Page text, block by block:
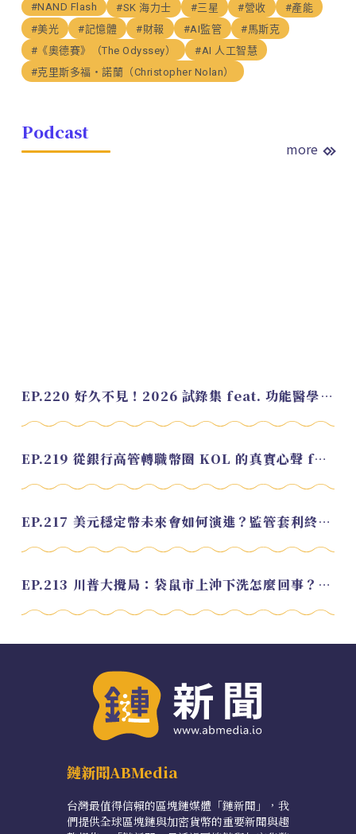
#NAND Flash
#SK 海力士 #三星 #營收
#產能
#美光
#記憶體 #財報 #AI監管
#馬斯克
#《奧德賽》（The Odyssey）
#AI 人工智慧
#克里斯多福・諾蘭（Christopher Nolan）
Podcast
more
EP.220 好久不見！2026 試錄集 feat. 功能醫學營養師 美寶
EP.219 從銀行高管轉職幣圈 KOL 的真實心聲 feat.龜大
EP.217 美元穩定幣未來會如何演進？監管套利終將收斂？feat. 研究員 余哲安
EP.213 川普大攪局：袋鼠市上沖下洗怎麼回事？feat. Alvin
鏈新聞ABMedia
台灣最值得信賴的區塊鏈媒體「鏈新聞」，我
們提供全球區塊鏈與加密貨幣的重要新聞與趨